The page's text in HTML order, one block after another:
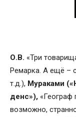
О.В. «Три
Ремарка. А ещё –
т.д.), Мураками
денс»), «Географ
возможно,